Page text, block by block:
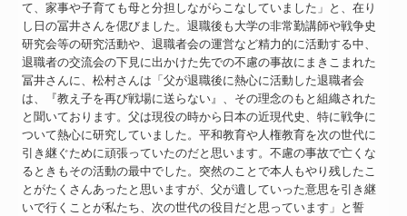
て、家事や子育ても母と分担しながらこなしていました」と、在り
し日の冨井さんを偲びました。退職後も大学の非常勤講師や戦争史
研究会等の研究活動や、退職者会の運営など精力的に活動する中、
退職者の交流会の下見に出かけた先での不慮の事故にまきこまれた
冨井さんに、松村さんは「父が退職後に熱心に活動した退職者会
は、『教え子を再び戦場に送らない』、その理念のもと組織された
と聞いております。父は現役の時から日本の近現代史、特に戦争に
ついて熱心に研究していました。平和教育や人権教育を次の世代に
引き継ぐために頑張っていたのだと思います。不慮の事故で亡くな
るときもその活動の最中でした。突然のことで本人もやり残したこ
とがたくさんあったと思いますが、父が遺していった意思を引き継
いで行くことが私たち、次の世代の役目だと思っています」と誓